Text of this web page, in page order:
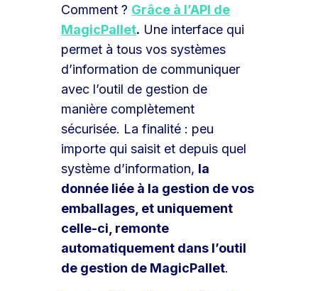
Comment ? Grâce à l’API de
MagicPallet. Une interface qui
permet à tous vos systèmes
d’information de communiquer
avec l’outil de gestion de
manière complètement
sécurisée. La finalité : peu
importe qui saisit et depuis quel
système d’information, la
donnée liée à la gestion de vos
emballages, et uniquement
celle-ci, remonte
automatiquement dans l’outil
de gestion de MagicPallet.